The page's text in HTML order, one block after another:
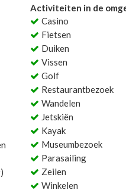
Activiteiten in de
Casino
Fietsen
Duiken
Vissen
Golf
Restaurantbezoek
Wandelen
Jetskiën
Kayak
Museumbezoek
Parasailing
Zeilen
Winkelen